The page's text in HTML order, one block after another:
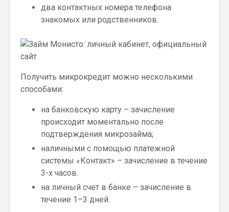
два контактных номера телефона
знакомых или родственников.
Получить микрокредит можно несколькими
способами:
на банковскую карту – зачисление
происходит моментально после
подтверждения микрозайма;
наличными с помощью платежной
системы «Контакт» – зачисление в течение
3-х часов.
на личный счет в банке – зачисление в
течение 1–3 дней.